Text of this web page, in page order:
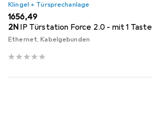
Klingel + Türsprechanlage
EUR
1656,49
2N IP Türstation Force 2.0 - mit 1 Taste
Ethernet, Kabelgebunden